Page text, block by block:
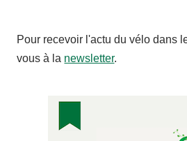
Pour recevoir l'actu du vélo dans
vous à la newsletter.